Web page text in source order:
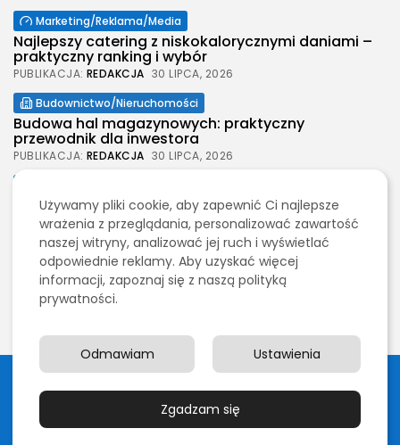
Marketing/Reklama/Media
Najlepszy catering z niskokalorycznymi daniami –
praktyczny ranking i wybór
PUBLIKACJA: REDAKCJA 30 LIPCA, 2026
Budownictwo/Nieruchomości
Budowa hal magazynowych: praktyczny
przewodnik dla inwestora
PUBLIKACJA: REDAKCJA 30 LIPCA, 2026
Jak wybrać spodenki męskie na każdą okazję
PUBLIKACJA: REDAKCJA 30 LIPCA, 2026
Budownictwo/Nieruchomości
Wynajem szalunków stropowych na budowie –
praktyczny wybór i realne...
PUBLIKACJA: REDAKCJA
umieszczone na stronie chronione są prawem autorskim.
Polityka prywatności Blog
Używamy pliki cookie, aby zapewnić Ci najlepsze
wrażenia z przeglądania, personalizować zawartość
naszej witryny, analizować jej ruch i wyświetlać
odpowiednie reklamy. Aby uzyskać więcej
informacji, zapoznaj się z naszą polityką
prywatności.
Zgadzam się
Ustawienia
Odmawiam